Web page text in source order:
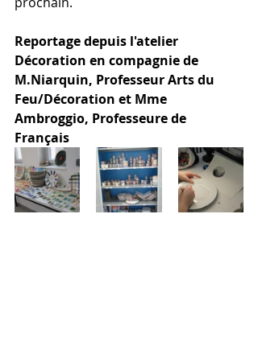
Reportage depuis l'atelier
Décoration en compagnie de
M.Niarquin, Professeur Arts du
Feu/Décoration et Mme
Ambroggio, Professeure de
Français